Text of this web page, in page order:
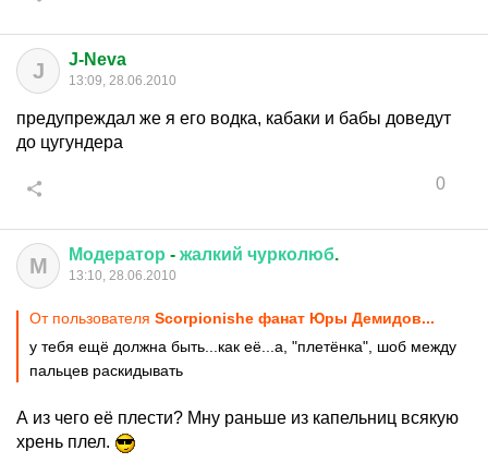
J J-Neva
13:09, 28.06.2010
предупреждал же я его водка, кабаки и бабы доведут
до цугундера
0
М Модератор - жалкий чурколюб.
13:10, 28.06.2010
От пользователя Scorpionishe фанат Юры Демидов...
у тебя ещё должна быть...как её...а, "плетёнка", шоб между
пальцев раскидывать
А из чего её плести? Мну раньше из капельниц всякую
хрень плел.